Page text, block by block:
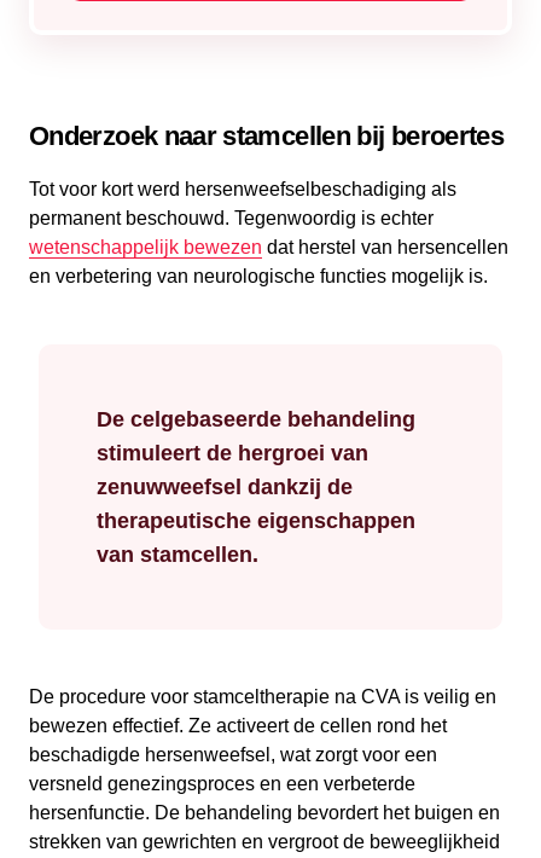
Onderzoek naar stamcellen bij beroertes
Tot voor kort werd hersenweefselbeschadiging als
permanent beschouwd. Tegenwoordig is echter
wetenschappelijk bewezen dat herstel van hersencellen
en verbetering van neurologische functies mogelijk is.
De celgebaseerde behandeling
stimuleert de hergroei van
zenuwweefsel dankzij de
therapeutische eigenschappen
van stamcellen.
De procedure voor stamceltherapie na CVA is veilig en
bewezen effectief. Ze activeert de cellen rond het
beschadigde hersenweefsel, wat zorgt voor een
versneld genezingsproces en een verbeterde
hersenfunctie. De behandeling bevordert het buigen en
strekken van gewrichten en vergroot de beweeglijkheid